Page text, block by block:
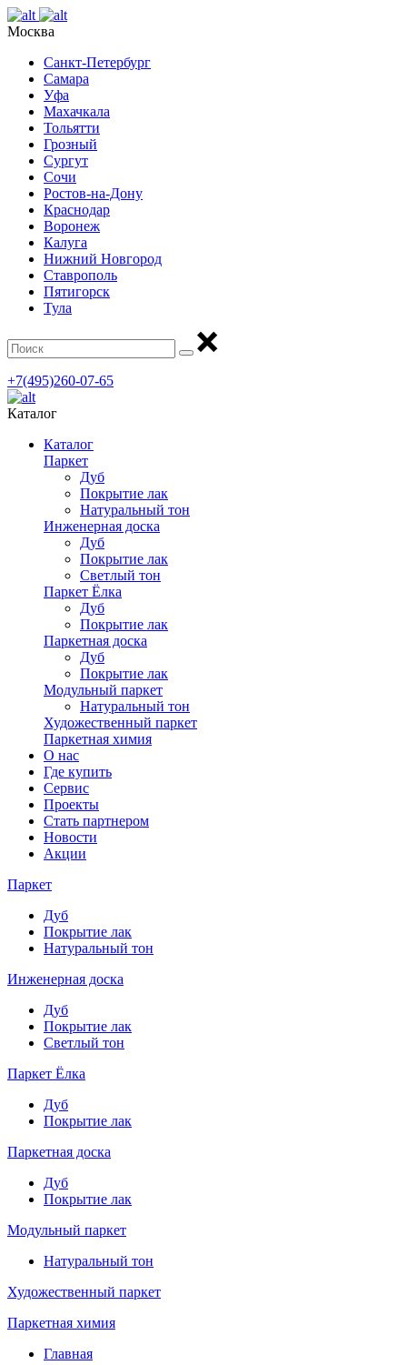
Москва
Санкт-Петербург
Самара
Уфа
Махачкала
Тольятти
Грозный
Сургут
Сочи
Ростов-на-Дону
Краснодар
Воронеж
Калуга
Нижний Новгород
Ставрополь
Пятигорск
Тула
+7(495)260-07-65
Каталог
Каталог
Паркет
Дуб
Покрытие лак
Натуральный тон
Инженерная доска
Дуб
Покрытие лак
Светлый тон
Паркет Ёлка
Дуб
Покрытие лак
Паркетная доска
Дуб
Покрытие лак
Модульный паркет
Натуральный тон
Художественный паркет
Паркетная химия
О нас
Где купить
Сервис
Проекты
Стать партнером
Новости
Акции
Паркет
Дуб
Покрытие лак
Натуральный тон
Инженерная доска
Дуб
Покрытие лак
Светлый тон
Паркет Ёлка
Дуб
Покрытие лак
Паркетная доска
Дуб
Покрытие лак
Модульный паркет
Натуральный тон
Художественный паркет
Паркетная химия
Главная